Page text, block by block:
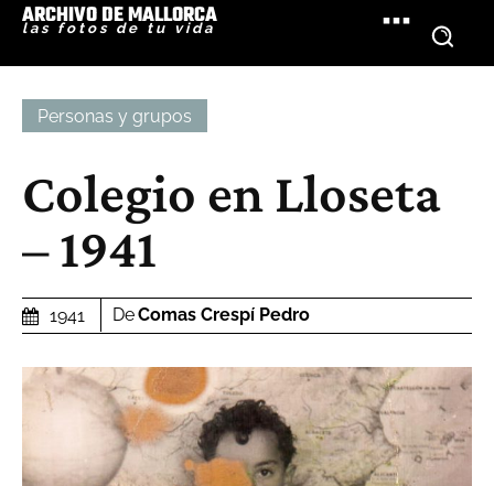
ARCHIVO DE MALLORCA
las fotos de tu vida
Personas y grupos
Colegio en Lloseta
– 1941
1941 DeComas Crespí Pedro